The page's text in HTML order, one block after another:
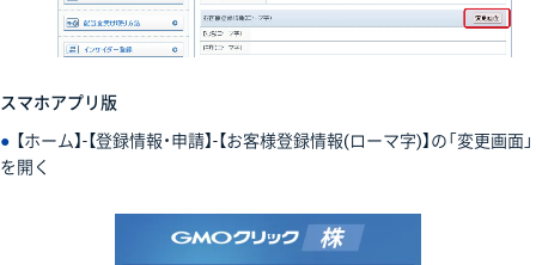
スマホアプリ版
● 【ホーム】-【登録情報・申請】-【お客様登録情報(ローマ字)】の「変更画面」
を開く